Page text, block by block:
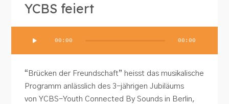
YCBS feiert
00:00 00:00
“Brücken der Freundschaft” heisst das musikalische
Programm anlässlich des 3-jährigen Jubiläums
von YCBS-Youth Connected By Sounds in Berlin,